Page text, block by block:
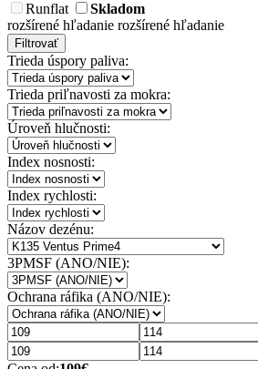
Runflat
Skladom
rozšírené hľadanie rozšírené hľadanie
Filtrovať
Trieda úspory paliva:
Trieda priľnavosti za mokra:
Úroveň hlučnosti:
Index nosnosti:
Index rychlosti:
Názov dezénu:
3PMSF (ANO/NIE):
Ochrana ráfika (ANO/NIE):